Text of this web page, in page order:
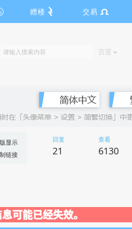
赠楼 交易
百度
显示
链接
回复
21
查看
6130
可能已经失效。